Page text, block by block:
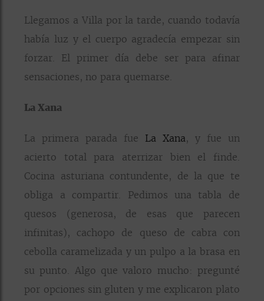
Llegamos a Villa por la tarde, cuando todavía
había luz y el cuerpo agradecía empezar sin
forzar. El primer día debe ser para afinar
sensaciones, no para quemarse.
La Xana
La primera parada fue La Xana, y fue un
acierto total para aterrizar bien el finde.
Cocina asturiana contundente, de la que te
obliga a compartir. Pedimos una tabla de
quesos (generosa, de esas que parecen
infinitas), cachopo de queso de cabra con
cebolla caramelizada y un pulpo a la brasa en
su punto. Algo que valoro mucho: pregunté
por opciones sin gluten y me explicaron plato